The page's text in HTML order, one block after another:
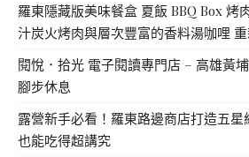
羅東隱藏版美味餐盒 夏飯 BBQ Box 烤
汁炭火烤肉與層次豐富的香料湯咖哩
閱悅．拾光 電子閱讀專門店 – 高雄黃
腳步休息
露營新手必看！羅東路邊商店打造五
也能吃得超講究